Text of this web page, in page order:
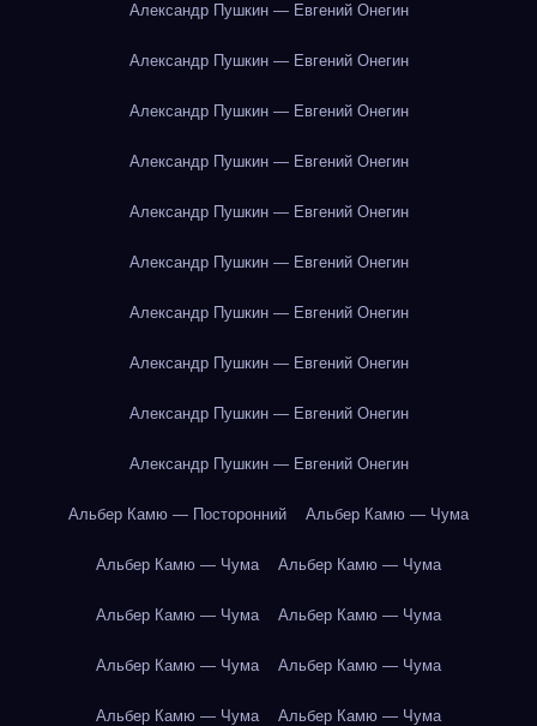
Александр Пушкин — Евгений Онегин
Александр Пушкин — Евгений Онегин
Александр Пушкин — Евгений Онегин
Александр Пушкин — Евгений Онегин
Александр Пушкин — Евгений Онегин
Александр Пушкин — Евгений Онегин
Александр Пушкин — Евгений Онегин
Александр Пушкин — Евгений Онегин
Александр Пушкин — Евгений Онегин
Александр Пушкин — Евгений Онегин
Альбер Камю — Посторонний Альбер Камю — Чума
Альбер Камю — Чума Альбер Камю — Чума
Альбер Камю — Чума Альбер Камю — Чума
Альбер Камю — Чума Альбер Камю — Чума
Альбер Камю — Чума Альбер Камю — Чума